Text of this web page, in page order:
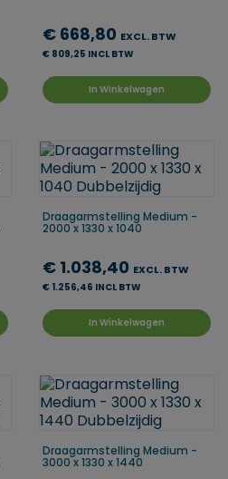
€ 668,80 EXCL. BTW
€ 809,25 INCL BTW
In Winkelwagen
Draagarmstelling Medium -
2000 x 1330 x 1040
€ 1.038,40 EXCL. BTW
€ 1.256,46 INCL BTW
In Winkelwagen
Draagarmstelling Medium -
3000 x 1330 x 1440